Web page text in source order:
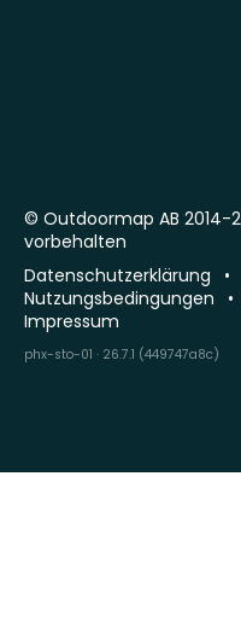
© Outdoormap AB 2014-
vorbehalten
Datenschutzerklärung
Nutzungsbedingungen
Impressum
phx-sto-01 · 26.7.1 (449747a8c)